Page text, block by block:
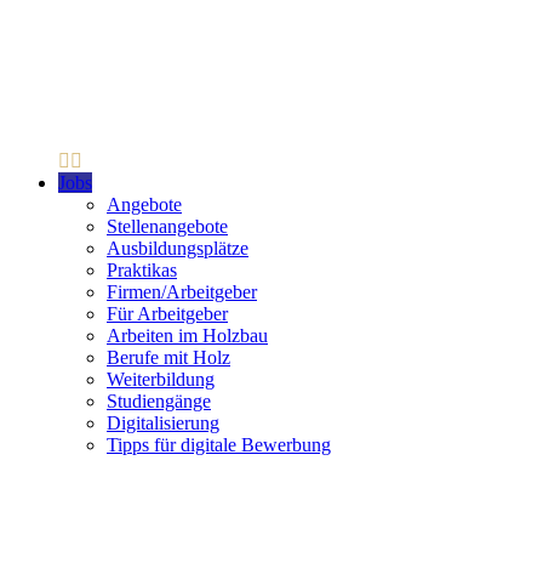
Jobs
Angebote
Stellenangebote
Ausbildungsplätze
Praktikas
Firmen/Arbeitgeber
Für Arbeitgeber
Arbeiten im Holzbau
Berufe mit Holz
Weiterbildung
Studiengänge
Digitalisierung
Tipps für digitale Bewerbung